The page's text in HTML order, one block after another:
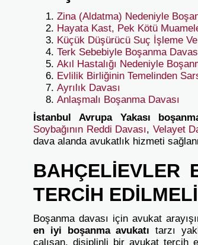
Zina (Aldatma) Nedeniyle
Hayata Kast, Pek Kötü
Küçük Düşürücü Suç İşleme
Terk Sebebiyle Boşanma
Akıl Hastalığı Nedeniyle
Evlilik Birliğinin Temelinden
Ayrılık Davası
Anlaşmalı Boşanma Davası
İstanbul Avrupa Yakası
Soybağının Reddi Davası, Velayet
dava alanda avukatlık hizmeti
BAHÇELİEVLER
TERCİH
Boşanma davası için avukat
en iyi boşanma avukatı tarzı
çalışan, disiplinli bir avukat tercih